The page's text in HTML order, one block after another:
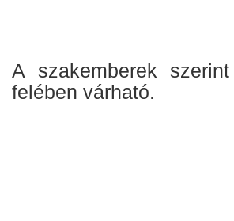
A szakemberek
felében várható.